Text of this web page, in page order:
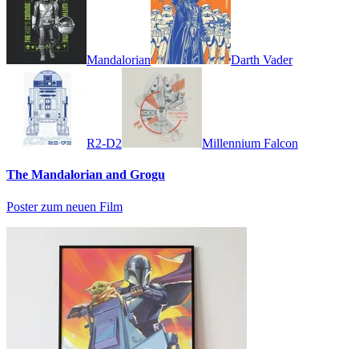
Mandalorian Darth Vader
R2-D2 Millennium Falcon
The Mandalorian and Grogu
Poster zum neuen Film